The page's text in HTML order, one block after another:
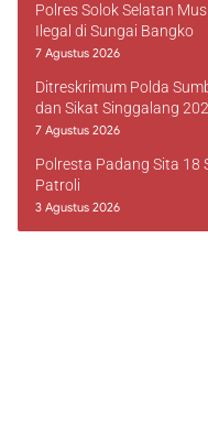
Polres Solok Selatan
Ilegal di Sungai Bangko
7 Agustus 2026
Ditreskrimum Polda
dan Sikat Singgalang
7 Agustus 2026
Polresta Padang Sita 18
Patroli
3 Agustus 2026